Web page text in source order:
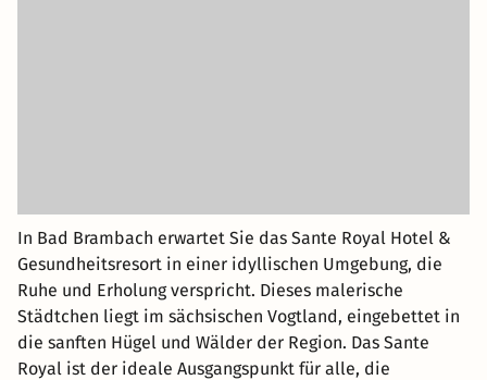
In Bad Brambach erwartet Sie das Sante Royal Hotel &
Gesundheitsresort in einer idyllischen Umgebung, die
Ruhe und Erholung verspricht. Dieses malerische
Städtchen liegt im sächsischen Vogtland, eingebettet in
die sanften Hügel und Wälder der Region. Das Sante
Royal ist der ideale Ausgangspunkt für alle, die